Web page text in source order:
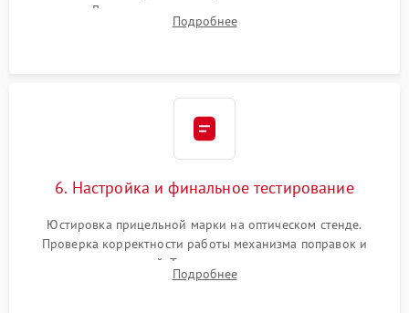
герметика. Для закрытых коллиматоров — вакуумирование и
заполнение инертным газом для исключения запотевания
Подробнее
6. Настройка и финальное тестирование
Юстировка прицельной марки на оптическом стенде.
Проверка корректности работы механизма поправок и
отсутствия искажений. Тестирование прицела на ударном
стенде для подтверждения устойчивости к отдаче оружия и
Подробнее